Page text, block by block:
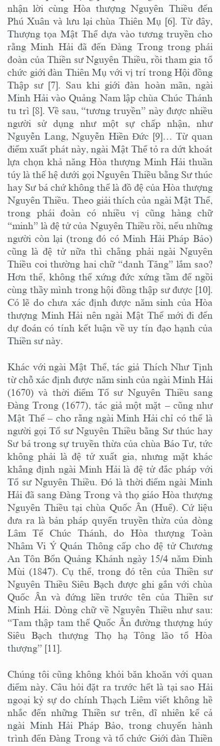
nhận lời cùng Hòa thượng Nguyên Thiều đến
Phú Xuân và lưu lại chùa Thiên Mụ [6]. Từ đây,
Thượng tọa Mật Thể dựa vào tương truyền cho
rằng Minh Hải đã đến Đàng Trong trong phái
đoàn của Thiền sư Nguyên Thiều, rồi tham gia tổ
chức giới đàn Thiên Mụ với vị trí trong Hội đồng
Thập sư [7]. Sau khi giới đàn hoàn mãn, ngài
Minh Hải vào Quảng Nam lập chùa Chúc Thánh
tu trì [8]. Về sau, “tương truyền” này được nhiều
người sử dụng như một sự chấp nhận, như
Nguyễn Lang, Nguyễn Hiền Đức [9]… Từ quan
điểm xuất phát này, ngài Mật Thể tỏ ra dứt khoát
lựa chọn khả năng Hòa thượng Minh Hải thuần
túy là thế hệ dưới gọi Nguyên Thiều bằng Sư thúc
hay Sư bá chứ không thể là đồ đệ của Hòa thượng
Nguyên Thiều. Theo giải thích của ngài Mật Thể,
trong phái đoàn có nhiều vị cũng hàng chữ
“minh” là đệ tử của Nguyên Thiều rồi, nếu những
người còn lại (trong đó có Minh Hải Pháp Bảo)
cũng là đệ tử nữa thì chẳng phải ngài Nguyên
Thiều coi thường hai chữ “danh Tăng” lắm sao?
Hơn thế, không thể xứng đức xứng tầm để ngồi
cùng thầy mình trong hội đồng thập sư được [10].
Có lẽ do chưa xác định được năm sinh của Hòa
thượng Minh Hải nên ngài Mật Thể mới đi đến
dự đoán có tính kết luận về uy tín đạo hạnh của
Thiền sư này.
Khác với ngài Mật Thể, tác giả Thích Như Tịnh
từ chỗ xác định được năm sinh của ngài Minh Hải
(1670) và thời điểm Tổ sư Nguyên Thiều sang
Đàng Trong (1677), tác giả một mặt – cũng như
Mật Thể – cho rằng ngài Minh Hải chỉ có thể là
người gọi Tổ sư Nguyên Thiều bằng Sư thúc hay
Sư bá trong sự truyền thừa của chùa Báo Tư, tức
không phải là đệ tử xuất gia, nhưng mặt khác
khẳng định ngài Minh Hải là đệ tử đắc pháp với
Tổ sư Nguyên Thiều. Đó là thời điểm ngài Minh
Hải đã sang Đàng Trong và thọ giáo Hòa thượng
Nguyên Thiều tại chùa Quốc Ân (Huế). Cứ liệu
đưa ra là bản pháp quyển truyền thừa của dòng
Lâm Tế Chúc Thánh, do Hòa thượng Toàn
Nhâm Vi Ý Quán Thông cấp cho đệ tử Chương
An Tôn Bổn Quảng Khánh ngày 15/4 năm Đinh
Mùi (1847). Cụ thể, trong đó tên của Thiền sư
Nguyên Thiều Siêu Bạch được ghi gắn với chùa
Quốc Ân và đứng liền trước tên của Thiền sư
Minh Hải. Dòng chữ về Nguyên Thiều như sau:
“Tam thập tam thế Quốc Ân đường thượng húy
Siêu Bạch thượng Thọ hạ Tông lão tổ Hòa
thượng” [11].
Chúng tôi cũng không khỏi băn khoăn với quan
điểm này. Câu hỏi đặt ra trước hết là tại sao Hải
ngoại kỷ sự do chính Thạch Liêm viết không hề
nhắc đến những Thiền sư trên, dĩ nhiên kể cả
ngài Minh Hải Pháp Bảo, trong chuyến hành
trình đến Đàng Trong và tổ chức Giới đàn Thiền